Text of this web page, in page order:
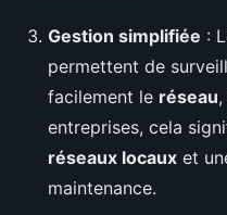
Gestion simplifiée :
permettent de
facilement le réseau
entreprises, cela
réseaux locaux et
maintenance.